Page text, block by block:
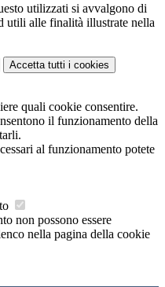
utilizzati si avvalgono di
utili alle finalità illustrate nella
Accetta tutti i cookies
quali cookie consentire.
il funzionamento della
al funzionamento potete
non possono essere
nella pagina della cookie